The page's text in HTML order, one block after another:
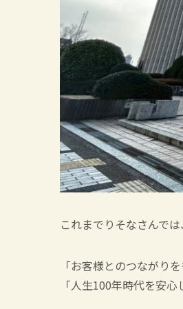
これまでりそなさんで
「お客様とのつながり
「人生100年時代を安